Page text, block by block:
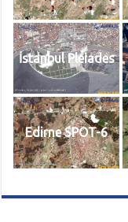
İstanbul Pleiades
Edirne SPOT-6